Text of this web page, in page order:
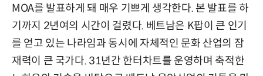
MOA를 발표하게 돼 매우 기쁘게 생각한다. 본 발표를 하
기까지 2년여의 시간이 걸렸다. 베트남은 K팝이 큰 인기
를 얻고 있는 나라임과 동시에 자체적인 문화 산업의 잠
재력이 큰 국가다. 31년간 한터차트를 운영하며 축적한